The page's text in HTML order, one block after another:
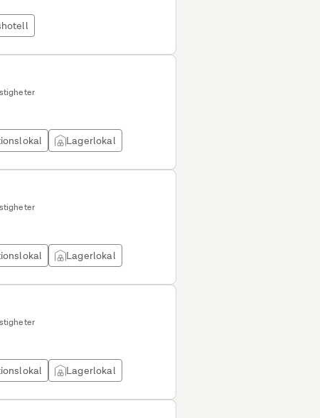
Lagerlokal
Lagerlokal
Lagerlokal